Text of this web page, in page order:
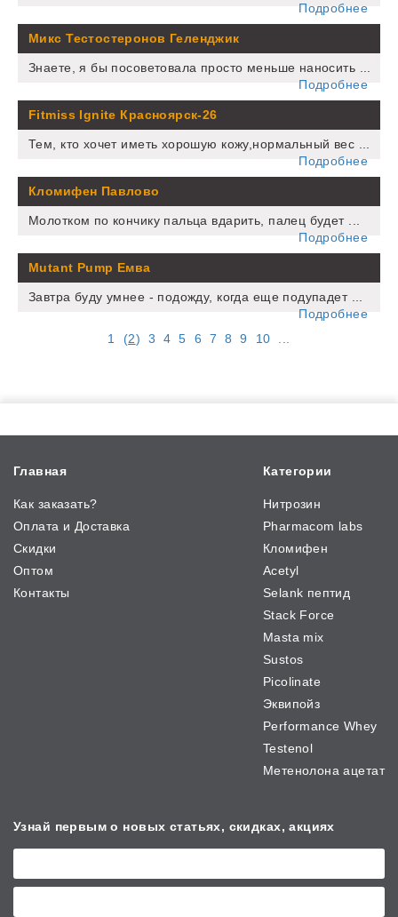
Подробнее
Микс Тестостеронов Геленджик
Знаете, я бы посоветовала просто меньше наносить ...
Подробнее
Fitmiss Ignite Красноярск-26
Тем, кто хочет иметь хорошую кожу,нормальный вес ...
Подробнее
Кломифен Павлово
Молотком по кончику пальца вдарить, палец будет ...
Подробнее
Mutant Pump Емва
Завтра буду умнее - подожду, когда еще подупадет ...
Подробнее
1
(2) 3 4 5 6 7 8 9 10 ...
Главная
Как заказать?
Оплата и Доставка
Скидки
Оптом
Контакты
Категории
Нитрозин
Pharmacom labs
Кломифен
Acetyl
Selank пептид
Stack Force
Masta mix
Sustos
Picolinate
Эквипойз
Performance Whey
Testenol
Метенолона ацетат
Узнай первым о новых статьях, скидках, акциях